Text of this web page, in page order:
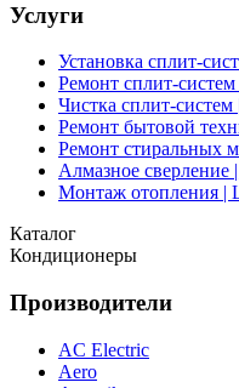
Услуги
Установка сплит-
Ремонт сплит-
Чистка сплит-систем
Ремонт бытовой
Ремонт стиральных
Алмазное сверление
Монтаж отопления |
Каталог
Кондиционеры
Производители
AC Electric
Aero